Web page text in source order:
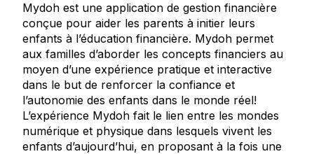
Mydoh est une application de gestion financière
conçue pour aider les parents à initier leurs
enfants à l’éducation financière. Mydoh permet
aux familles d’aborder les concepts financiers au
moyen d’une expérience pratique et interactive
dans le but de renforcer la confiance et
l’autonomie des enfants dans le monde réel!
L’expérience Mydoh fait le lien entre les mondes
numérique et physique dans lesquels vivent les
enfants d’aujourd’hui, en proposant à la fois une